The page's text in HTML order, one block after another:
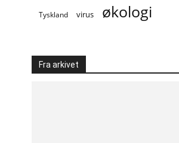
Tyskland virus økologi
Fra arkivet